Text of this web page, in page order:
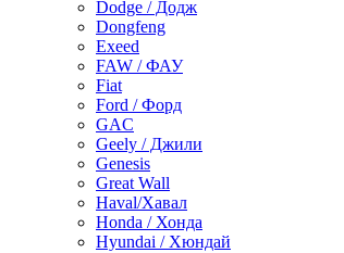
Dodge / Додж
Dongfeng
Exeed
FAW / ФАУ
Fiat
Ford / Форд
GAC
Geely / Джили
Genesis
Great Wall
Haval/Хавал
Honda / Хонда
Hyundai / Хюндай